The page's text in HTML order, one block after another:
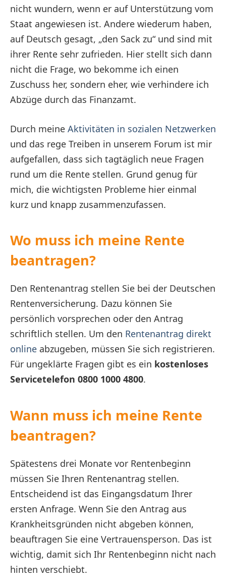
nicht wundern, wenn er auf Unterstützung vom
Staat angewiesen ist. Andere wiederum haben,
auf Deutsch gesagt, „den Sack zu“ und sind mit
ihrer Rente sehr zufrieden. Hier stellt sich dann
nicht die Frage, wo bekomme ich einen
Zuschuss her, sondern eher, wie verhindere ich
Abzüge durch das Finanzamt.
Durch meine Aktivitäten in sozialen Netzwerken
und das rege Treiben in unserem Forum ist mir
aufgefallen, dass sich tagtäglich neue Fragen
rund um die Rente stellen. Grund genug für
mich, die wichtigsten Probleme hier einmal
kurz und knapp zusammenzufassen.
Wo muss ich meine Rente
beantragen?
Den Rentenantrag stellen Sie bei der Deutschen
Rentenversicherung. Dazu können Sie
persönlich vorsprechen oder den Antrag
schriftlich stellen. Um den Rentenantrag direkt
online abzugeben, müssen Sie sich registrieren.
Für ungeklärte Fragen gibt es ein kostenloses
Servicetelefon 0800 1000 4800.
Wann muss ich meine Rente
beantragen?
Spätestens drei Monate vor Rentenbeginn
müssen Sie Ihren Rentenantrag stellen.
Entscheidend ist das Eingangsdatum Ihrer
ersten Anfrage. Wenn Sie den Antrag aus
Krankheitsgründen nicht abgeben können,
beauftragen Sie eine Vertrauensperson. Das ist
wichtig, damit sich Ihr Rentenbeginn nicht nach
hinten verschiebt.